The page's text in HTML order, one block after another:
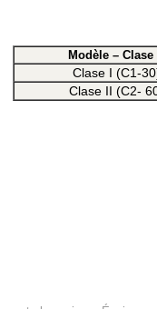
Modèle – Clase
Clase I (C1-
Clase II (C2-